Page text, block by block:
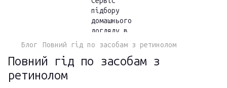
Блог Повний гід по засобам з ретинолом
Повний гід по засобам з
ретинолом